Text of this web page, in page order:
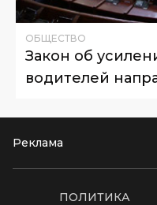
ОБЩЕСТВО
Закон об
водителей
Реклама
ПОЛИТИКА